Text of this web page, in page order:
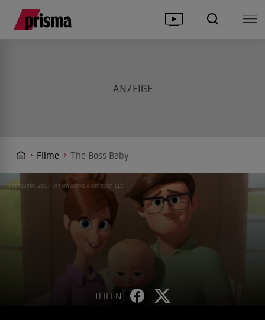
Filme The Boss Baby
Fotoquelle: 2017 DreamWorks Animation LLC
TEILEN